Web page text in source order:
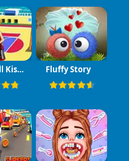
Basketball Kissing Fluffy Story